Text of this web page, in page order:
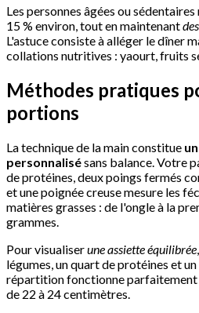
Les personnes âgées ou
15 % environ, tout en maintenant
L'astuce consiste à alléger le dîner
collations nutritives : yaourt, fruits
Méthodes pratiques
portions
La technique de la main constitue
personnalisésans balance. Votre
de protéines, deux poings fermés
et une poignée creuse mesure les
matières grasses : de l'ongle à la
grammes.
Pour visualiserune assiette équilibrée
légumes, un quart de protéines et
répartition fonctionne parfaitement
de 22 à 24 centimètres.